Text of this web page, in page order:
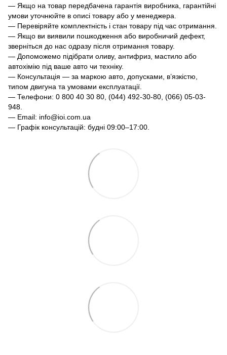
— Якщо на товар передбачена гарантія виробника, гарантійні
умови уточнюйте в описі товару або у менеджера.
— Перевіряйте комплектність і стан товару під час отримання.
— Якщо ви виявили пошкодження або виробничий дефект,
зверніться до нас одразу після отримання товару.
— Допоможемо підібрати оливу, антифриз, мастило або
автохімію під ваше авто чи техніку.
— Консультація — за маркою авто, допусками, в’язкістю,
типом двигуна та умовами експлуатації.
— Телефони: 0 800 40 30 80, (044) 492-30-80, (066) 05-03-
948.
— Email: info@ioi.com.ua
— Графік консультацій: будні 09:00–17:00.